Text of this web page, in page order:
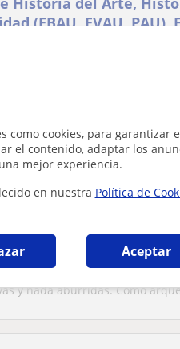
como cookies, para garantizar
el contenido, adaptar los
mejor experiencia.
en nuestra Política de
Aceptar
(EBAU, EVAU,
Bachillerato y
graduada en Historia del Arte,
line
Me ofrezco para dar
que cursen estas
y llevo muchos años
con adultos y niños.
demostrada enseñando en
y nada aburridas. Como